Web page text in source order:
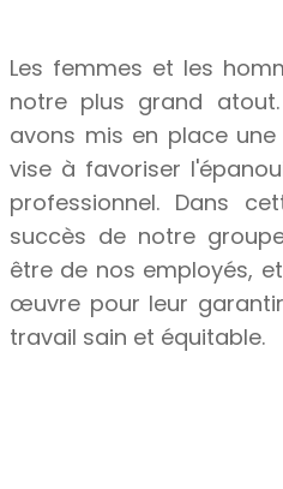
Les femmes et les
notre plus grand
avons mis en place
vise à favoriser
professionnel. Dans
succès de notre
être de nos employés,
œuvre pour leur
travail sain et équitable.